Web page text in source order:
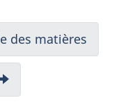
des matières